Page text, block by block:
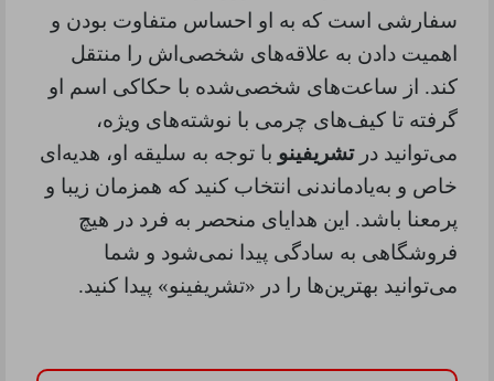
سفارشی است که به او احساس متفاوت بودن و
اهمیت دادن به علاقه‌های شخصی‌اش را منتقل
کند. از ساعت‌های شخصی‌شده با حکاکی اسم او
گرفته تا کیف‌های چرمی با نوشته‌های ویژه،
می‌توانید درتشریفینو با توجه به سلیقه او، هدیه‌ای
خاص و به‌یادماندنی انتخاب کنید که همزمان زیبا و
پرمعنا باشد. این هدایای منحصر به فرد در هیچ
فروشگاهی به سادگی پیدا نمی‌شود و شما
می‌توانید بهترین‌ها را در «تشریفینو» پیدا کنید.